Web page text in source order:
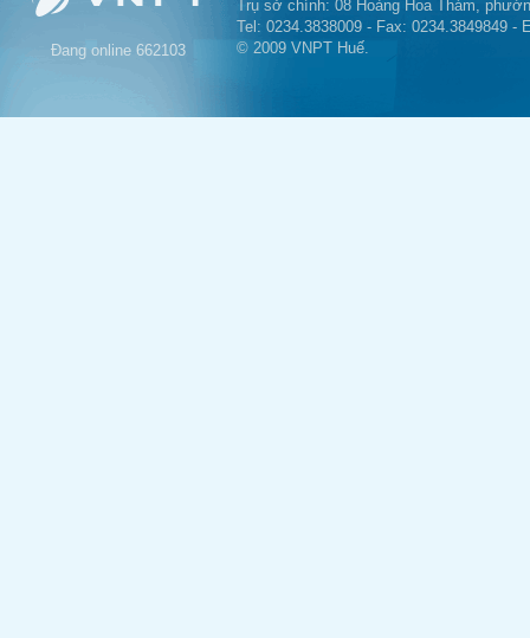
Đang online 662103
Trụ sở chính: 08 Hoàng Hoa Thám,
Tel: 0234.3838009 - Fax: 0234.3849849 -
© 2009 VNPT Huế.